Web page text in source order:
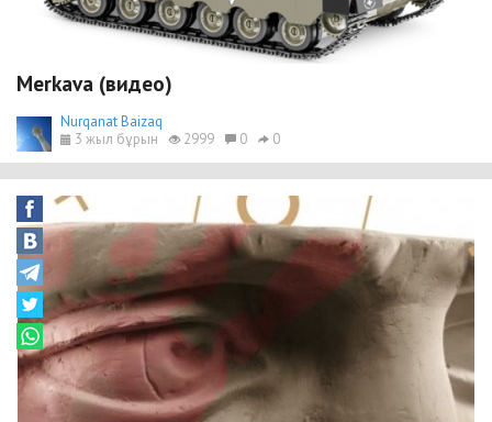
Merkava (видео)
Nurqanat Baizaq
3 жыл бұрын
2999 0 0